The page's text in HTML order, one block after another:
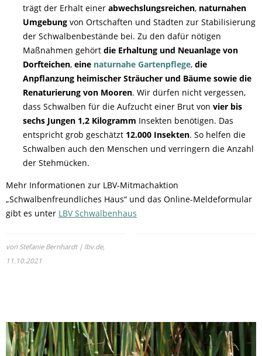
trägt der Erhalt einer abwechslungsreichen, naturnahen
Umgebungvon Ortschaften und Städten zur Stabilisierung
der Schwalbenbestände bei. Zu den dafür nötigen
Maßnahmen gehört die Erhaltung und Neuanlage von
Dorfteichen, eine naturnahe Gartenpflege, die
Anpflanzung heimischer Sträucher und Bäume sowie die
Renaturierung von Mooren. Wir dürfen nicht vergessen,
dass Schwalben für die Aufzucht einer Brut von vier bis
sechs Jungen 1,2 Kilogramm Insekten benötigen. Das
entspricht grob geschätzt 12.000 Insekten. So helfen die
Schwalben auch den Menschen und verringern die Anzahl
der Stehmücken.
Mehr Informationen zur LBV-Mitmachaktion
„Schwalbenfreundliches Haus“ und das Online-Meldeformular
gibt es unter LBV Schwalbenhaus
von Stefanie Bernhardt | lbv.de,
11.10.2021